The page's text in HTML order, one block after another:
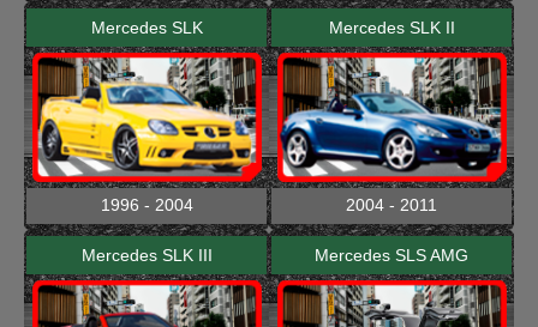
Mercedes SLK
1996 - 2004
Mercedes SLK II
2004 - 2011
Mercedes SLK III Mercedes SLS AMG